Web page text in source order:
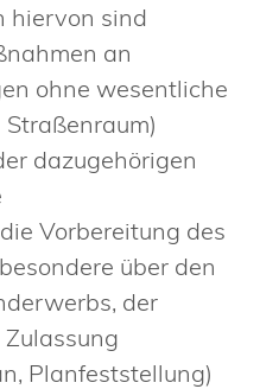
hiervon sind
an
ohne wesentliche
dazugehörigen
Vorbereitung des
über den
der
Planfeststellung)